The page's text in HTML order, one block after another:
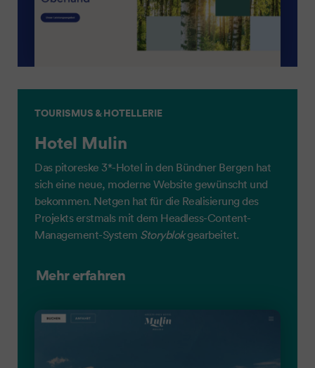
TOURISMUS & HOTELLERIE
Hotel Mulin
Das pitoreske 3*-Hotel in den Bündner Bergen hat
sich eine neue, moderne Website gewünscht und
bekommen. Netgen hat für die Realisierung des
Projekts erstmals mit dem Headless-Content-
Management-System Storyblokgearbeitet.
Mehr erfahren